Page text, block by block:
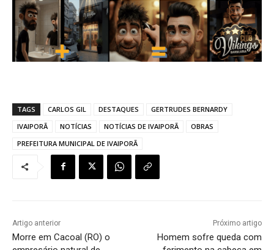
TAGS CARLOS GIL DESTAQUES
GERTRUDES BERNARDY
IVAIPORÃ
NOTÍCIAS NOTÍCIAS DE IVAIPORÃ
OBRAS
PREFEITURA MUNICIPAL DE IVAIPORÃ
Artigo anterior
Morre em Cacoal (RO) o
Próximo artigo
Homem sofre queda com